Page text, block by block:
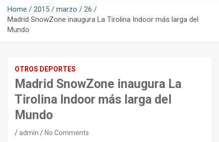
Home 2015 marzo
26
Madrid SnowZone inaugura La Tirolina Indoor más larga del
Mundo
OTROS DEPORTES
Madrid SnowZone inaugura La
Tirolina Indoor más larga del
Mundo
admin No Comments